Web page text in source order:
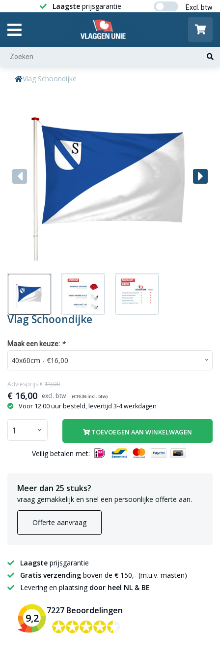
Laagste prijsgarantie Gratis
Vlag Schoondijke
Vlag Schoondijke
Maak een keuze: *
€ 16,00 (€19,36incl. btw)
Adviesprijs:€ 19,00
Voor 12:00 uur besteld, levertijd 3-4 werkdagen
TOEVOEGEN AAN WINKELWAGEN
Veilig betalen met:
Meer dan 25 stuks?
vraag gemakkelijk en snel een persoonlijke offerte aan.
Offerte aanvraag
Laagste prijsgarantie
Gratis verzending boven de € 150,- (m.u.v. masten)
Levering en plaatsing door heel NL & BE
9,2
7227 Beoordelingen
✪✪✪✪✪
✪✪✪✪✪